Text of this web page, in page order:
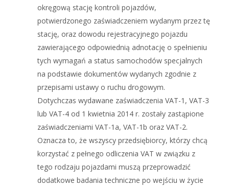
okręgową stację kontroli pojazdów,
potwierdzonego zaświadczeniem wydanym przez tę
stację, oraz dowodu rejestracyjnego pojazdu
zawierającego odpowiednią adnotację o spełnieniu
tych wymagań a status samochodów specjalnych
na podstawie dokumentów wydanych zgodnie z
przepisami ustawy o ruchu drogowym.
Dotychczas wydawane zaświadczenia VAT-1, VAT-3
lub VAT-4 od 1 kwietnia 2014 r. zostały zastąpione
zaświadczeniami VAT-1a, VAT-1b oraz VAT-2.
Oznacza to, że wszyscy przedsiębiorcy, którzy chcą
korzystać z pełnego odliczenia VAT w związku z
tego rodzaju pojazdami muszą przeprowadzić
dodatkowe badania techniczne po wejściu w życie